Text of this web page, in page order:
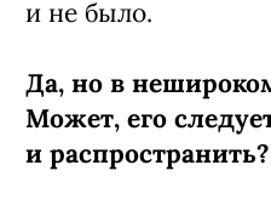
и не было.
Да, но в
Может, его
и распространить?